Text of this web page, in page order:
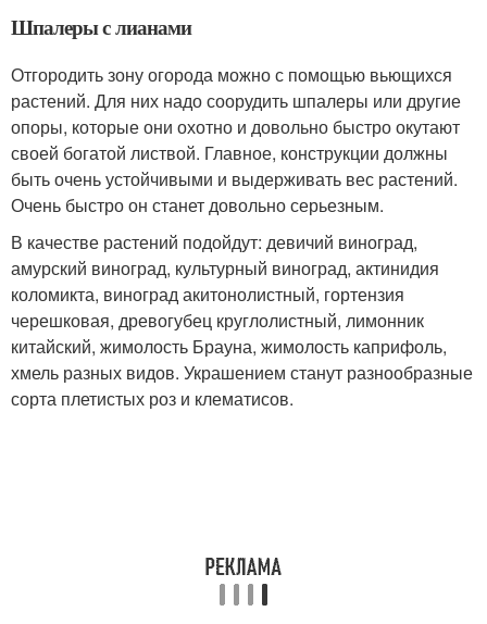
Шпалеры с лианами
Отгородить зону огорода можно с помощью вьющихся
растений. Для них надо соорудить шпалеры или другие
опоры, которые они охотно и довольно быстро окутают
своей богатой листвой. Главное, конструкции должны
быть очень устойчивыми и выдерживать вес растений.
Очень быстро он станет довольно серьезным.
В качестве растений подойдут: девичий виноград,
амурский виноград, культурный виноград, актинидия
коломикта, виноград акитонолистный, гортензия
черешковая, древогубец круглолистный, лимонник
китайский, жимолость Брауна, жимолость каприфоль,
хмель разных видов. Украшением станут разнообразные
сорта плетистых роз и клематисов.